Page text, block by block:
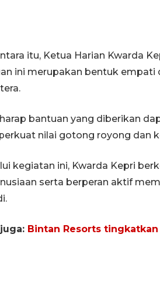
itu, Ketua Harian Kwarda
ini merupakan bentuk empati
bantuan yang diberikan
nilai gotong royong dan
kegiatan ini, Kwarda Kepri
serta berperan aktif
Bintan Resorts